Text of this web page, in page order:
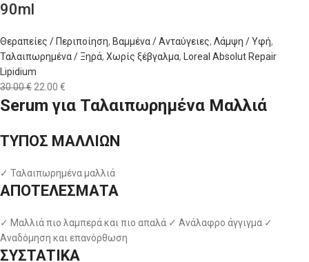
90ml
Θεραπείες / Περιποίηση, Βαμμένα / Ανταύγειες, Λάμψη / Υφή,
Ταλαιπωρημένα / Ξηρά, Χωρίς ξέβγαλμα,
Loreal Absolut Repair
Lipidium
30.00€ 22.00 €
Serum για Ταλαιπωρημένα Μαλλιά
ΤΥΠΟΣ ΜΑΛΛΙΩΝ
✓ Ταλαιπωρημένα μαλλιά
ΑΠΟΤΕΛΕΣΜΑΤΑ
✓ Μαλλιά πιο λαμπερά και πιο απαλά ✓ Ανάλαφρο άγγιγμα ✓
Αναδόμηση και επανόρθωση
ΣΥΣΤΑΤΙΚΑ